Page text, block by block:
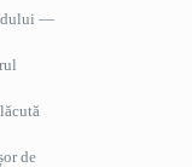
—
de